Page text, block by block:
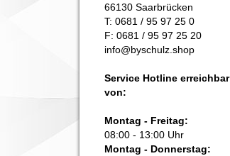
66130 Saarbrücken
T: 0681 / 95 97 25 0
F: 0681 / 95 97 25 20
info@byschulz.shop
Service Hotline erreichbar
von:
Montag - Freitag:
08:00 - 13:00 Uhr
Montag - Donnerstag: